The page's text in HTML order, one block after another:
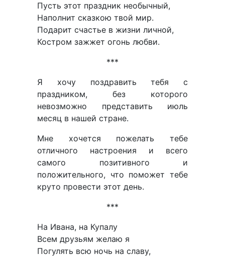
Пусть этот праздник необычный,
Наполнит сказкою твой мир.
Подарит счастье в жизни личной,
Костром зажжет огонь любви.
***
Я хочу поздравить тебя с
праздником, без которого
невозможно представить июль
месяц в нашей стране.
Мне хочется пожелать тебе
отличного настроения и всего
самого позитивного и
положительного, что поможет тебе
круто провести этот день.
***
На Ивана, на Купалу
Всем друзьям желаю я
Погулять всю ночь на славу,